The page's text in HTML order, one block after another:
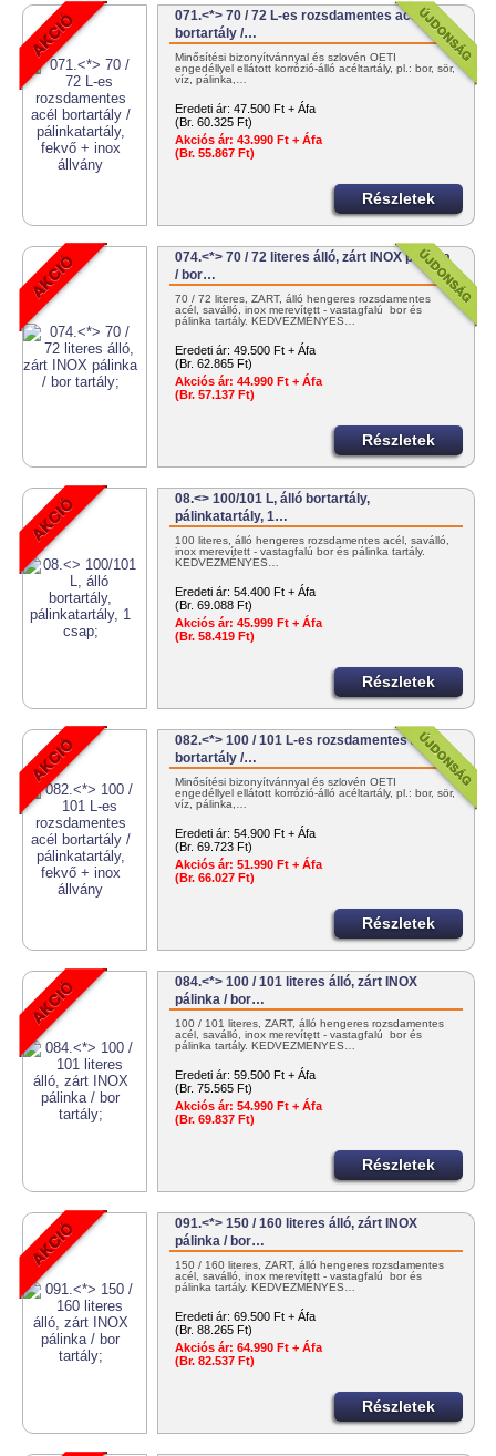
071.<*> 70 / 72 L-es rozsdamentes acél
bortartály /…
Minősítési bizonyítvánnyal és szlovén OÉTI
engedéllyel ellátott korrózió-álló acéltartály, pl.: bor, sör,
víz, pálinka,…
Eredeti ár: 47.500 Ft + Áfa
(Br. 60.325 Ft)
Akciós ár: 43.990 Ft + Áfa
(Br. 55.867 Ft)
Részletek
074.<*> 70 / 72 literes álló, zárt INOX pálinka
/ bor…
70 / 72 literes, ZÁRT, álló hengeres rozsdamentes
acél, saválló, inox merevített - vastagfalú bor és
pálinka tartály. KEDVEZMÉNYES…
Eredeti ár: 49.500 Ft + Áfa
(Br. 62.865 Ft)
Akciós ár: 44.990 Ft + Áfa
(Br. 57.137 Ft)
Részletek
08.<> 100/101 L, álló bortartály,
pálinkatartály, 1…
100 literes, álló hengeres rozsdamentes acél, saválló,
inox merevített - vastagfalú bor és pálinka tartály.
KEDVEZMÉNYES…
Eredeti ár: 54.400 Ft + Áfa
(Br. 69.088 Ft)
Akciós ár: 45.999 Ft + Áfa
(Br. 58.419 Ft)
Részletek
082.<*> 100 / 101 L-es rozsdamentes acél
bortartály /…
Minősítési bizonyítvánnyal és szlovén OÉTI
engedéllyel ellátott korrózió-álló acéltartály, pl.: bor, sör,
víz, pálinka,…
Eredeti ár: 54.900 Ft + Áfa
(Br. 69.723 Ft)
Akciós ár: 51.990 Ft + Áfa
(Br. 66.027 Ft)
Részletek
084.<*> 100 / 101 literes álló, zárt INOX
pálinka / bor…
100 / 101 literes, ZÁRT, álló hengeres rozsdamentes
acél, saválló, inox merevített - vastagfalú bor és
pálinka tartály. KEDVEZMÉNYES…
Eredeti ár: 59.500 Ft + Áfa
(Br. 75.565 Ft)
Akciós ár: 54.990 Ft + Áfa
(Br. 69.837 Ft)
Részletek
091.<*> 150 / 160 literes álló, zárt INOX
pálinka / bor…
150 / 160 literes, ZÁRT, álló hengeres rozsdamentes
acél, saválló, inox merevített - vastagfalú bor és
pálinka tartály. KEDVEZMÉNYES…
Eredeti ár: 69.500 Ft + Áfa
(Br. 88.265 Ft)
Akciós ár: 64.990 Ft + Áfa
(Br. 82.537 Ft)
Részletek